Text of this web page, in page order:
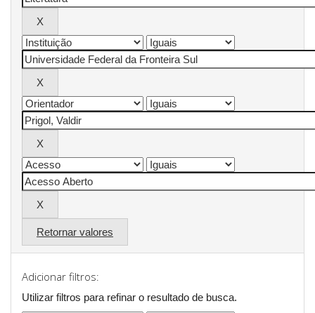
Retornar valores
Adicionar filtros:
Utilizar filtros para refinar o resultado de busca.